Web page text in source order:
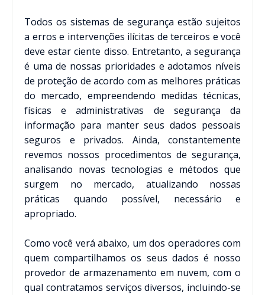
Todos os sistemas de segurança estão sujeitos
a erros e intervenções ilícitas de terceiros e você
deve estar ciente disso. Entretanto, a segurança
é uma de nossas prioridades e adotamos níveis
de proteção de acordo com as melhores práticas
do mercado, empreendendo medidas técnicas,
físicas e administrativas de segurança da
informação para manter seus dados pessoais
seguros e privados. Ainda, constantemente
revemos nossos procedimentos de segurança,
analisando novas tecnologias e métodos que
surgem no mercado, atualizando nossas
práticas quando possível, necessário e
apropriado.
Como você verá abaixo, um dos operadores com
quem compartilhamos os seus dados é nosso
provedor de armazenamento em nuvem, com o
qual contratamos serviços diversos, incluindo-se